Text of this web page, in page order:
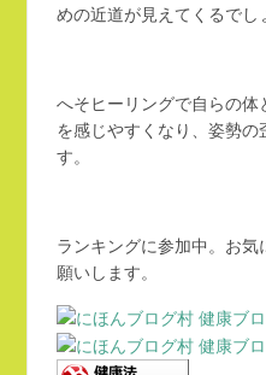
めの近道が見えてくるでし
へそヒーリングで自らの
を感じやすくなり、姿勢
す。
ランキングに参加中。お
願いします。